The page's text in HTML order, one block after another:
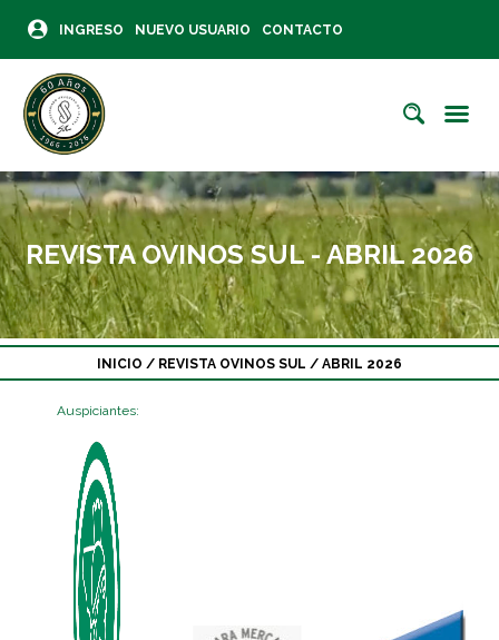
INGRESO NUEVO USUARIO CONTACTO
REVISTA OVINOS SUL - ABRIL 2026
INICIO / REVISTA OVINOS SUL / ABRIL 2026
Auspiciantes: